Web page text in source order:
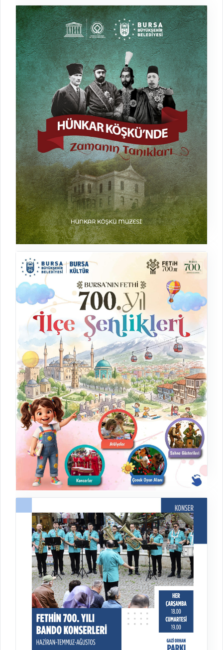
Minik Kaşifler Müzede
Atölye
29.07.2026 - 08.09.2026
Bursa Şehir Kütüphanesi
Hünkâr Köşkü’nde Zamanın Tanıkları
Sergi
17.07.2026 - 17.07.2027
Hünkar Köşkü Müzesi
Şenlik
03.07.2026 - 29.08.2026
Bursa İlçelerinde